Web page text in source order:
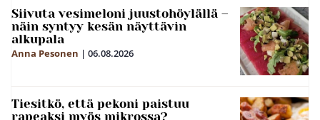
Siivuta vesimeloni juustohöylällä –
näin syntyy kesän näyttävin
alkupala
Anna Pesonen | 06.08.2026
Tiesitkö, että pekoni paistuu
rapeaksi myös mikrossa?